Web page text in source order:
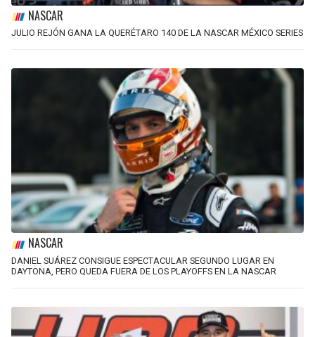
NASCAR
JULIO REJÓN GANA LA QUERÉTARO 140 DE LA NASCAR MÉXICO SERIES
NASCAR
DANIEL SUÁREZ CONSIGUE ESPECTACULAR SEGUNDO LUGAR EN
DAYTONA, PERO QUEDA FUERA DE LOS PLAYOFFS EN LA NASCAR